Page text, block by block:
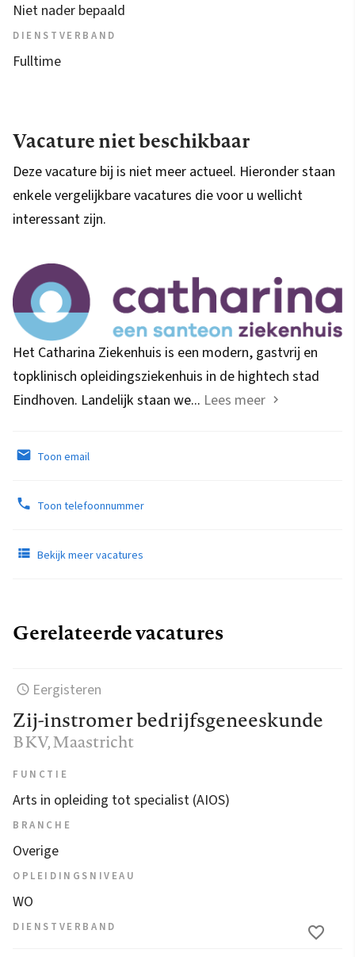
Niet nader bepaald
DIENSTVERBAND
Fulltime
Vacature niet beschikbaar
Deze vacature bij is niet meer actueel. Hieronder staan
enkele vergelijkbare vacatures die voor u wellicht
interessant zijn.
Het Catharina Ziekenhuis is een modern, gastvrij en
topklinisch opleidingsziekenhuis in de hightech stad
Eindhoven. Landelijk staan we... Lees meer
Toon email
Toon telefoonnummer
Bekijk meer vacatures
Gerelateerde vacatures
Eergisteren
Zij-instromer bedrijfsgeneeskunde
BKV, Maastricht
FUNCTIE
Arts in opleiding tot specialist (AIOS)
BRANCHE
Overige
OPLEIDINGSNIVEAU
WO
DIENSTVERBAND